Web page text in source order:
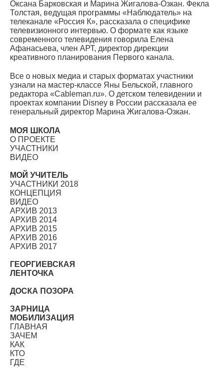
Оксана Барковская и Марина Жигалова-Озкан. Фекла
Толстая, ведущая программы «Наблюдатель» на
телеканале «Россия К», рассказала о специфике
телевизионного интервью. О формате как языке
современного телевидения говорила Елена
Афанасьева, член АРТ, директор дирекции
креативного планирования Первого канала.
Все о новых медиа и старых форматах участники
узнали на мастер-классе Яны Бельской, главного
редактора «Cableman.ru». О детском телевидении и
проектах компании Disney в России рассказала ее
генеральный директор Марина Жигалова-Озкан.
МОЯ ШКОЛА
О ПРОЕКТЕ
УЧАСТНИКИ
ВИДЕО
МОЙ УЧИТЕЛЬ
УЧАСТНИКИ 2018
КОНЦЕПЦИЯ
ВИДЕО
АРХИВ 2013
АРХИВ 2014
АРХИВ 2015
АРХИВ 2016
АРХИВ 2017
ГЕОРГИЕВСКАЯ
ЛЕНТОЧКА
ДОСКА ПОЗОРА
ЗАРНИЦА
МОБИЛИЗАЦИЯ
ГЛАВНАЯ
ЗАЧЕМ
КАК
КТО
ГДЕ